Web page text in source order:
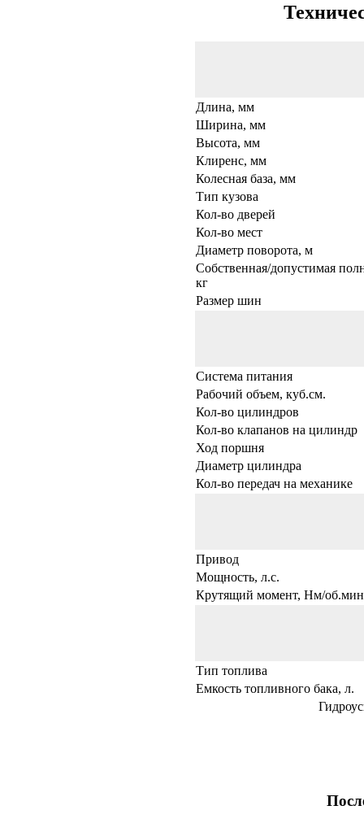
Длина, мм
Ширина, мм
Высота, мм
Клиренс, мм
Колесная база, мм
Тип кузова
Кол-во дверей
Кол-во мест
Диаметр поворота, м
Собственная/допустимая
кг
Размер шин
Система питания
Рабочий объем, куб.см.
Кол-во цилиндров
Кол-во клапанов на цилиндр
Ход поршня
Диаметр цилиндра
Кол-во передач на механике
Привод
Мощность, л.с.
Крутящий момент, Нм/
Тип топлива
Емкость топливного бака, л.